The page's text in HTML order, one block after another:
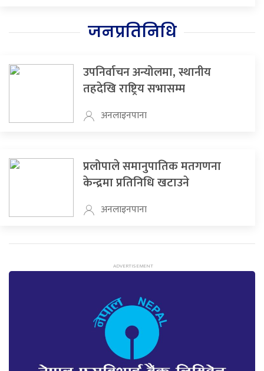
जनप्रतिनिधि
उपनिर्वाचन अन्योलमा, स्थानीय
तहदेखि राष्ट्रिय सभासम्म
अनलाइनपाना
प्रलोपाले समानुपातिक मतगणना
केन्द्रमा प्रतिनिधि खटाउने
अनलाइनपाना